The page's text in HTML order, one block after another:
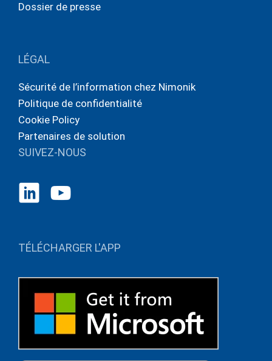
Dossier de presse
LÉGAL
Sécurité de l’information chez Nimonik
Politique de confidentialité
Cookie Policy
Partenaires de solution
SUIVEZ-NOUS
TÉLÉCHARGER L'APP